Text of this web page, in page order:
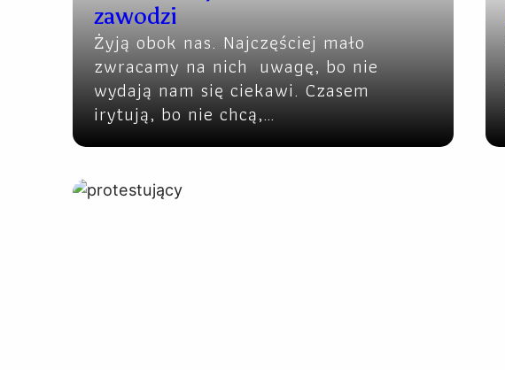
zawodzi
Żyją obok nas. Najczęściej mało
zwracamy na nich uwagę, bo nie
wydają nam się ciekawi. Czasem
irytują, bo nie chcą,…